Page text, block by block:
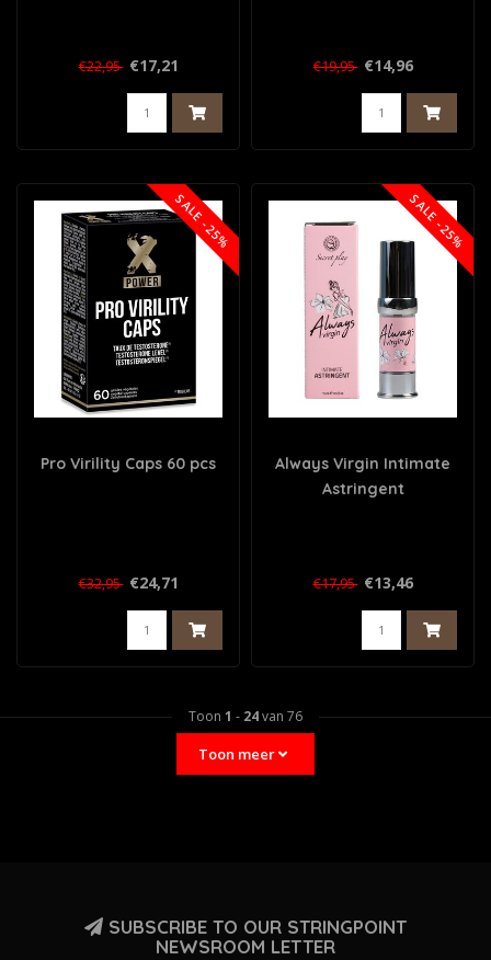
€22,95 €17,21 €19,95 €14,96
SALE -25%
Pro Virility Caps 60 pcs
€32,95 €24,71
SALE -25%
Always Virgin Intimate
Astringent
€17,95 €13,46
Toon 1 - 24van 76
Toon meer
SUBSCRIBE TO OUR STRINGPOINT
NEWSROOM LETTER